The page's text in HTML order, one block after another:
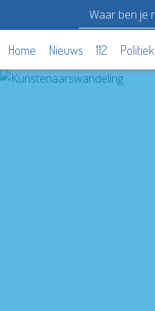
Home Nieuws 112 Politiek